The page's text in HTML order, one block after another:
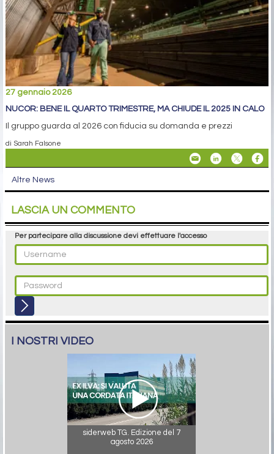
27 gennaio 2026
NUCOR: BENE IL QUARTO TRIMESTRE, MA CHIUDE IL 2025 IN CALO
Il gruppo guarda al 2026 con fiducia su domanda e prezzi
di Sarah Falsone
Altre News
LASCIA UN COMMENTO
Per partecipare alla discussione devi effettuare l'accesso
I NOSTRI VIDEO
siderweb TG. Edizione del 7
agosto 2026